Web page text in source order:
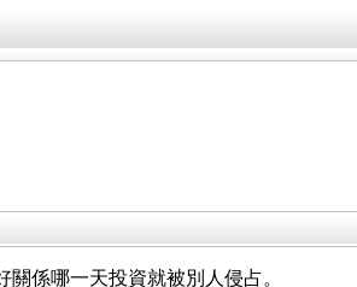
係哪一天投資就被別人侵占。